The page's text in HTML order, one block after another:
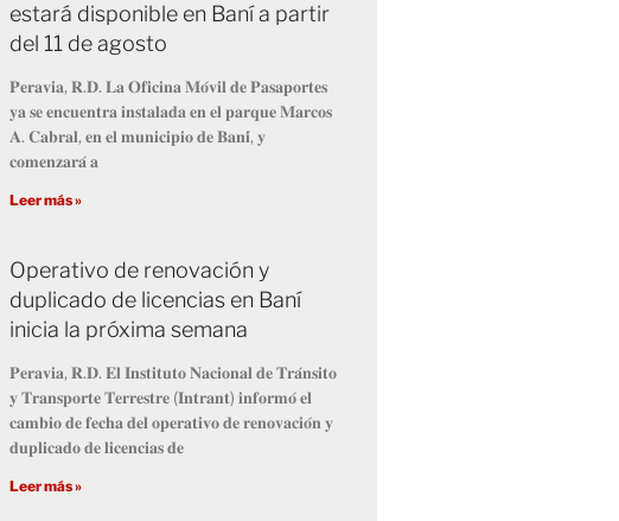
estará disponible en Baní a partir
del 11 de agosto
𝐏𝐞𝐫𝐚𝐯𝐢𝐚, 𝐑.𝐃. 𝐋𝐚 𝐎𝐟𝐢𝐜𝐢𝐧𝐚 𝐌𝐨́𝐯𝐢𝐥 𝐝𝐞 𝐏𝐚𝐬𝐚𝐩𝐨𝐫𝐭𝐞𝐬
𝐲𝐚 𝐬𝐞 𝐞𝐧𝐜𝐮𝐞𝐧𝐭𝐫𝐚 𝐢𝐧𝐬𝐭𝐚𝐥𝐚𝐝𝐚 𝐞𝐧 𝐞𝐥 𝐩𝐚𝐫𝐪𝐮𝐞 𝐌𝐚𝐫𝐜𝐨𝐬
𝐀. 𝐂𝐚𝐛𝐫𝐚𝐥, 𝐞𝐧 𝐞𝐥 𝐦𝐮𝐧𝐢𝐜𝐢𝐩𝐢𝐨 𝐝𝐞 𝐁𝐚𝐧𝐢́, 𝐲
𝐜𝐨𝐦𝐞𝐧𝐳𝐚𝐫𝐚́ 𝐚
Leer más »
Operativo de renovación y
duplicado de licencias en Baní
inicia la próxima semana
𝐏𝐞𝐫𝐚𝐯𝐢𝐚, 𝐑.𝐃. 𝐄𝐥 𝐈𝐧𝐬𝐭𝐢𝐭𝐮𝐭𝐨 𝐍𝐚𝐜𝐢𝐨𝐧𝐚𝐥 𝐝𝐞 𝐓𝐫𝐚́𝐧𝐬𝐢𝐭𝐨
𝐲 𝐓𝐫𝐚𝐧𝐬𝐩𝐨𝐫𝐭𝐞 𝐓𝐞𝐫𝐫𝐞𝐬𝐭𝐫𝐞 (𝐈𝐧𝐭𝐫𝐚𝐧𝐭) 𝐢𝐧𝐟𝐨𝐫𝐦𝐨́ 𝐞𝐥
𝐜𝐚𝐦𝐛𝐢𝐨 𝐝𝐞 𝐟𝐞𝐜𝐡𝐚 𝐝𝐞𝐥 𝐨𝐩𝐞𝐫𝐚𝐭𝐢𝐯𝐨 𝐝𝐞 𝐫𝐞𝐧𝐨𝐯𝐚𝐜𝐢𝐨́𝐧 𝐲
𝐝𝐮𝐩𝐥𝐢𝐜𝐚𝐝𝐨 𝐝𝐞 𝐥𝐢𝐜𝐞𝐧𝐜𝐢𝐚𝐬 𝐝𝐞
Leer más »